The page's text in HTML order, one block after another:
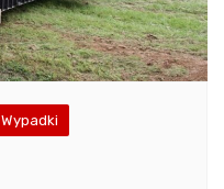
Wypadki